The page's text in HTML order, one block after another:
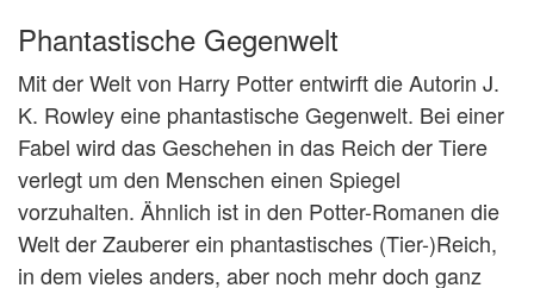
Phantastische Gegenwelt
Mit der Welt von Harry Potter entwirft die Autorin J.
K. Rowley eine phantastische Gegenwelt. Bei einer
Fabel wird das Geschehen in das Reich der Tiere
verlegt um den Menschen einen Spiegel
vorzuhalten. Ähnlich ist in den Potter-Romanen die
Welt der Zauberer ein phantastisches (Tier-)Reich,
in dem vieles anders, aber noch mehr doch ganz